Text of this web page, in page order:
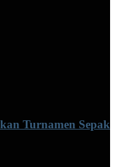
Turnamen Sepak